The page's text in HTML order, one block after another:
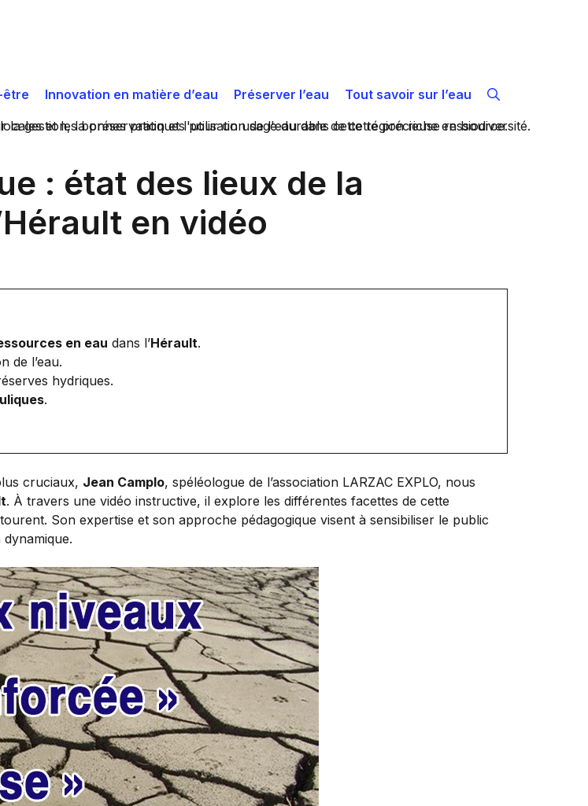
être Innovation en matière d’eau Préserver l’eau Tout savoir sur l’eau
: état des lieux de la
en vidéo
en eau dans l’Hérault.
de l’eau.
hydriques.
.
cruciaux, Jean Camplo, spéléologue de l’association LARZAC EXPLO, nous
. À travers une vidéo instructive, il explore les différentes facettes de cette
Son expertise et son approche pédagogique visent à sensibiliser le public